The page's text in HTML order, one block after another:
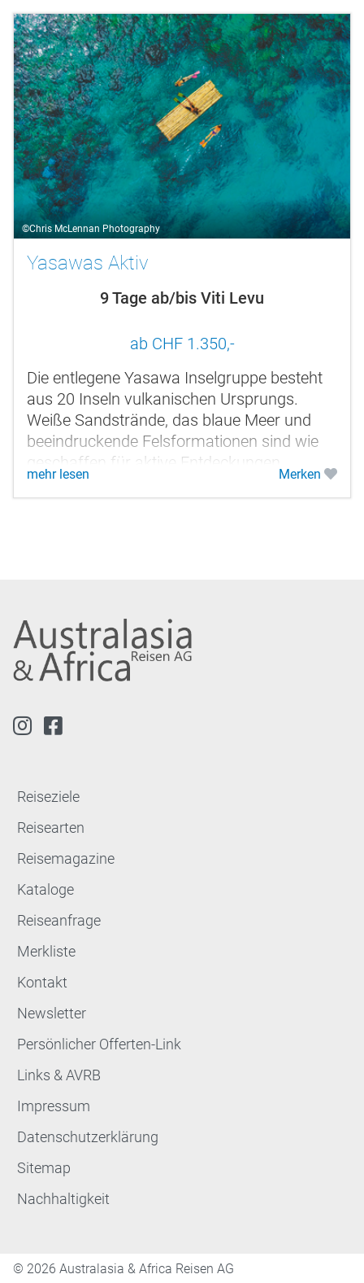
©Chris McLennan Photography
Yasawas Aktiv
9 Tage ab/bis Viti Levu
ab CHF 1.350,-
Die entlegene Yasawa Inselgruppe besteht
aus 20 Inseln vulkanischen Ursprungs.
Weiße Sandstrände, das blaue Meer und
beeindruckende Felsformationen sind wie
geschaffen für aktive Entdeckungen.
Awesome Adventures Fiji bietet Ihnen...
mehr lesen Merken
Reiseziele
Reisearten
Reisemagazine
Kataloge
Reiseanfrage
Merkliste
Kontakt
Newsletter
Persönlicher Offerten-Link
Links & AVRB
Impressum
Datenschutzerklärung
Sitemap
Nachhaltigkeit
© 2026 Australasia & Africa Reisen AG